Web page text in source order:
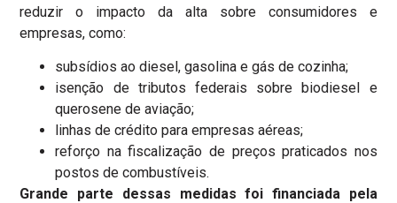
reduzir o impacto da alta sobre consumidores e
empresas, como:
subsídios ao diesel, gasolina e gás de cozinha;
isenção de tributos federais sobre biodiesel e
querosene de aviação;
linhas de crédito para empresas aéreas;
reforço na fiscalização de preços praticados nos
postos de combustíveis.
Grande parte dessas medidas foi financiada pela